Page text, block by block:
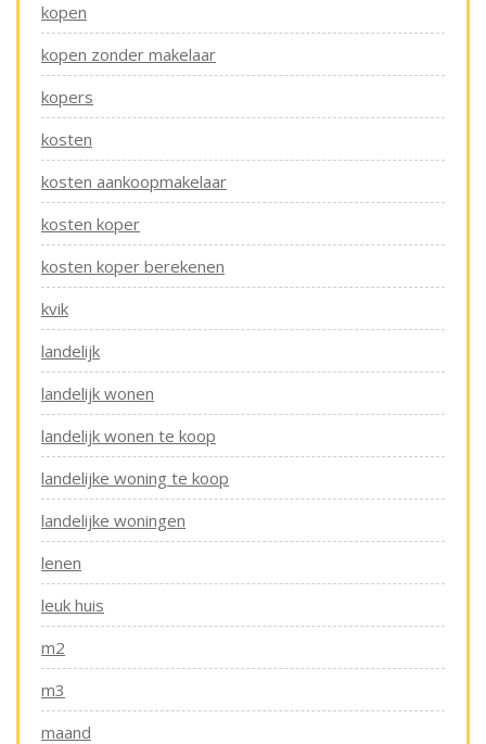
kopen
kopen zonder makelaar
kopers
kosten
kosten aankoopmakelaar
kosten koper
kosten koper berekenen
kvik
landelijk
landelijk wonen
landelijk wonen te koop
landelijke woning te koop
landelijke woningen
lenen
leuk huis
m2
m3
maand